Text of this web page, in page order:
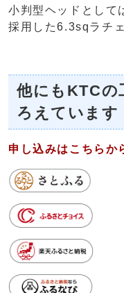
小判型ヘッドとして
採用した6.3sqラチ
他にもKTCの
ろえています
申し込みはこちらか